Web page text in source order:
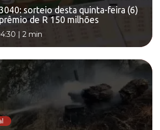
sorteio desta quinta-feira (6)
de R 150 milhões
| 2 min